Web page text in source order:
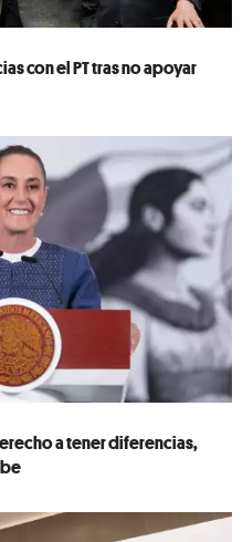
con el PT tras no apoyar
a tener diferencias,